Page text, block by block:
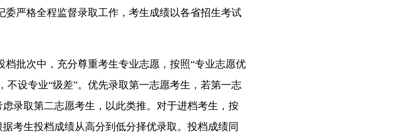
委严格全程监督录取工作，考生成绩以各省招生考试
档批次中，充分尊重考生专业志愿，按照“专业志愿优
不设专业“级差”。优先录取第一志愿考生，若第一志
录取第二志愿考生，以此类推。对于进档考生，按
考生投档成绩从高分到低分择优录取。投档成绩同